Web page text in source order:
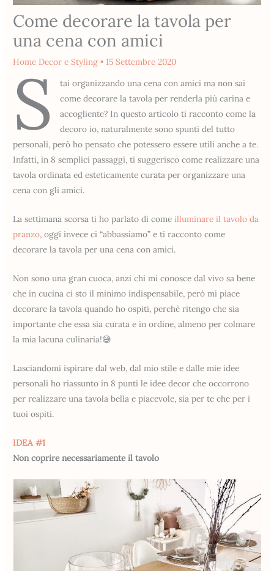
Come decorare la tavola per
una cena con amici
Home Decor e Styling •15 Settembre 2020
S
tai organizzando una cena con amici ma non sai
come decorare la tavola per renderla più carina e
accogliente? In questo articolo ti racconto come la
decoro io, naturalmente sono spunti del tutto
personali, però ho pensato che potessero essere utili anche a te.
Infatti, in 8 semplici passaggi, ti suggerisco come realizzare una
tavola ordinata ed esteticamente curata per organizzare una
cena con gli amici.
La settimana scorsa ti ho parlato di comeilluminare il tavolo da
pranzo, oggi invece ci “abbassiamo” e ti racconto come
decorare la tavola per una cena con amici.
Non sono una gran cuoca, anzi chi mi conosce dal vivo sa bene
che in cucina ci sto il minimo indispensabile, però mi piace
decorare la tavola quando ho ospiti, perchè ritengo che sia
importante che essa sia curata e in ordine, almeno per colmare
la mia lacuna culinaria!😅
Lasciandomi ispirare dal web, dal mio stile e dalle mie idee
personali ho riassunto in 8 punti le idee decor che occorrono
per realizzare una tavola bella e piacevole, sia per te che per i
tuoi ospiti.
IDEA #1
Non coprire necessariamente il tavolo